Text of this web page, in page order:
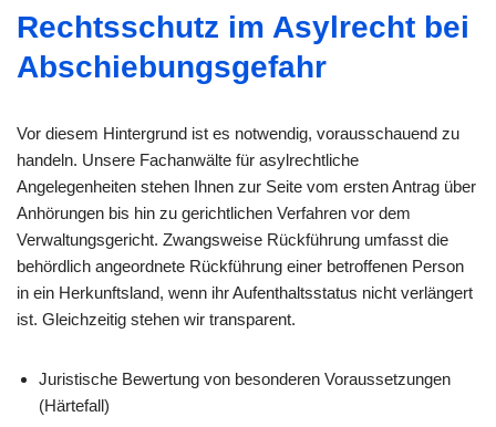
Rechtsschutz im Asylrecht bei
Abschiebungsgefahr
Vor diesem Hintergrund ist es notwendig, vorausschauend zu
handeln. Unsere Fachanwälte für asylrechtliche
Angelegenheiten stehen Ihnen zur Seite vom ersten Antrag über
Anhörungen bis hin zu gerichtlichen Verfahren vor dem
Verwaltungsgericht. Zwangsweise Rückführung umfasst die
behördlich angeordnete Rückführung einer betroffenen Person
in ein Herkunftsland, wenn ihr Aufenthaltsstatus nicht verlängert
ist. Gleichzeitig stehen wir transparent.
Juristische Bewertung von besonderen Voraussetzungen
(Härtefall)